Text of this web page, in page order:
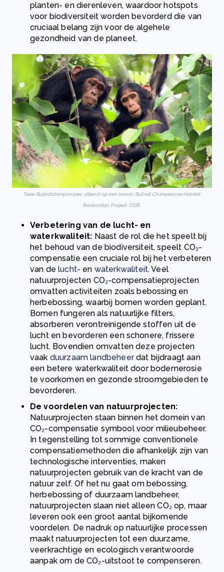
planten- en dierenleven, waardoor hotspots
voor biodiversiteit worden bevorderd die van
cruciaal belang zijn voor de algehele
gezondheid van de planeet.
Twee Bulindichimpansees zittend op een boom, Bulindi Chimpanzee Habitat
Restoration Project, DGB.
Verbetering van de lucht- en
waterkwaliteit: Naast de rol die het speelt bij
het behoud van de biodiversiteit, speelt CO₂-
compensatie een cruciale rol bij het verbeteren
van delucht- en waterkwaliteit. Veel
natuurprojecten CO₂-compensatieprojecten
omvatten activiteiten zoals bebossing en
herbebossing, waarbij bomen worden geplant.
Bomen fungeren als natuurlijke filters,
absorberen verontreinigende stoffen uit de
lucht en bevorderen een schonere, frissere
lucht. Bovendien omvatten deze projecten
vaak duurzaam landbeheerdat bijdraagt aan
een betere waterkwaliteit door bodemerosie
te voorkomen en gezonde stroomgebieden te
bevorderen.
De voordelen van natuurprojecten:
Natuurprojecten staan binnen het domein van
CO₂-compensatie symbool voor milieubeheer.
In tegenstelling tot sommige conventionele
compensatiemethoden die afhankelijk zijn van
technologische interventies, maken
natuurprojecten gebruik van de kracht van de
natuur zelf. Of het nu gaat om bebossing,
herbebossing of duurzaam landbeheer,
natuurprojecten slaan niet alleen CO₂ op, maar
leveren ook een groot aantal bijkomende
voordelen. De nadruk op natuurlijke processen
maakt natuurprojecten tot een duurzame,
veerkrachtige en ecologisch verantwoorde
aanpak om de CO₂-uitstoot te compenseren.